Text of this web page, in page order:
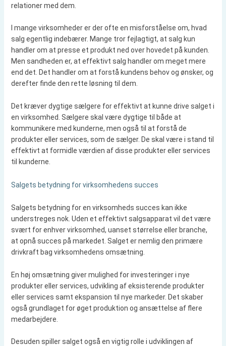
relationer med dem.
I mange virksomheder er der ofte en misforståelse om, hvad
salg egentlig indebærer. Mange tror fejlagtigt, at salg kun
handler om at presse et produkt ned over hovedet på kunden.
Men sandheden er, at effektivt salg handler om meget mere
end det. Det handler om at forstå kundens behov og ønsker, og
derefter finde den rette løsning til dem.
Det kræver dygtige sælgere for effektivt at kunne drive salget i
en virksomhed. Sælgere skal være dygtige til både at
kommunikere med kunderne, men også til at forstå de
produkter eller services, som de sælger. De skal være i stand til
effektivt at formidle værdien af disse produkter eller services
til kunderne.
Salgets betydning for virksomhedens succes
Salgets betydning for en virksomheds succes kan ikke
understreges nok. Uden et effektivt salgsapparat vil det være
svært for enhver virksomhed, uanset størrelse eller branche,
at opnå succes på markedet. Salget er nemlig den primære
drivkraft bag virksomhedens omsætning.
En høj omsætning giver mulighed for investeringer i nye
produkter eller services, udvikling af eksisterende produkter
eller services samt ekspansion til nye markeder. Det skaber
også grundlaget for øget produktion og ansættelse af flere
medarbejdere.
Desuden spiller salget også en vigtig rolle i udviklingen af